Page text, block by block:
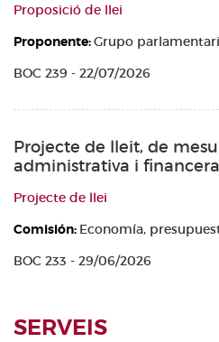
Proposició de llei
Proponente:Grupo
BOC 239 - 22/07/2026
Projecte de lleit, de
administrativa i
Projecte de llei
Comisión: Economía,
BOC 233 - 29/06/2026
SERVEIS